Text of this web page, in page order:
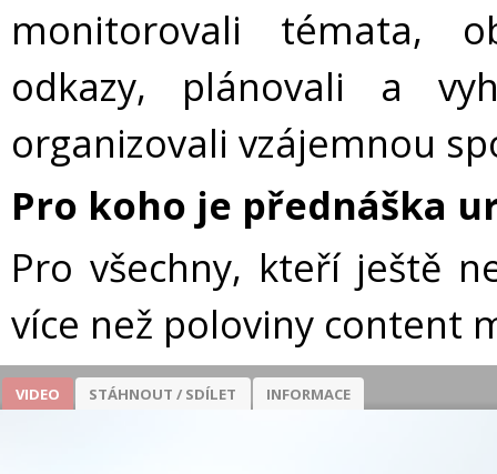
monitorovali témata,
odkazy, plánovali a
organizovali vzájemnou
Pro koho je přednáška
Pro všechny, kteří ještě
více než poloviny content
VIDEO STÁHNOUT / SDÍLET INFORMACE